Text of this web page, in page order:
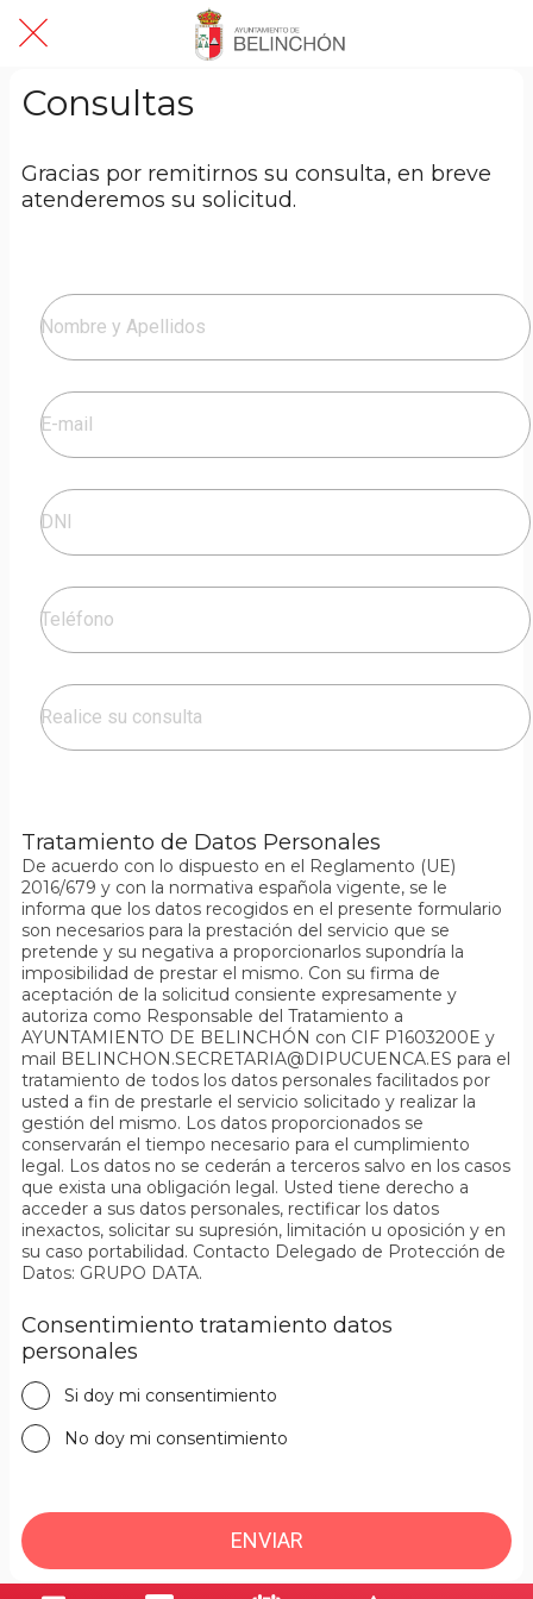
Consultas
Gracias por remitirnos su consulta, en breve
atenderemos su solicitud.
Tratamiento de Datos Personales
De acuerdo con lo dispuesto en el Reglamento (UE)
2016/679 y con la normativa española vigente, se le
informa que los datos recogidos en el presente formulario
son necesarios para la prestación del servicio que se
pretende y su negativa a proporcionarlos supondría la
imposibilidad de prestar el mismo. Con su firma de
aceptación de la solicitud consiente expresamente y
autoriza como Responsable del Tratamiento a
AYUNTAMIENTO DE BELINCHÓN con CIF P1603200E y
mail BELINCHON.SECRETARIA@DIPUCUENCA.ES para el
tratamiento de todos los datos personales facilitados por
usted a fin de prestarle el servicio solicitado y realizar la
gestión del mismo. Los datos proporcionados se
conservarán el tiempo necesario para el cumplimiento
legal. Los datos no se cederán a terceros salvo en los casos
que exista una obligación legal. Usted tiene derecho a
acceder a sus datos personales, rectificar los datos
inexactos, solicitar su supresión, limitación u oposición y en
su caso portabilidad. Contacto Delegado de Protección de
Datos: GRUPO DATA.
Consentimiento tratamiento datos
personales
Si doy mi consentimiento
No doy mi consentimiento
ENVIAR